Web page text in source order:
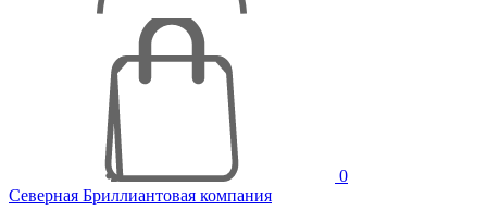
0
Северная Бриллиантовая компания